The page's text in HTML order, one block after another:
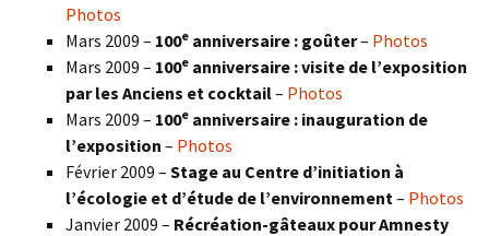
Photos
Mars 2009 – 100e anniversaire : goûter– Photos
Mars 2009 – 100e anniversaire : visite de l’exposition
par les Anciens et cocktail– Photos
Mars 2009 – 100e anniversaire : inauguration de
l’exposition – Photos
Février 2009 – Stage au Centre d’initiation à
l’écologie et d’étude de l’environnement – Photos
Janvier 2009 – Récréation-gâteaux pour Amnesty